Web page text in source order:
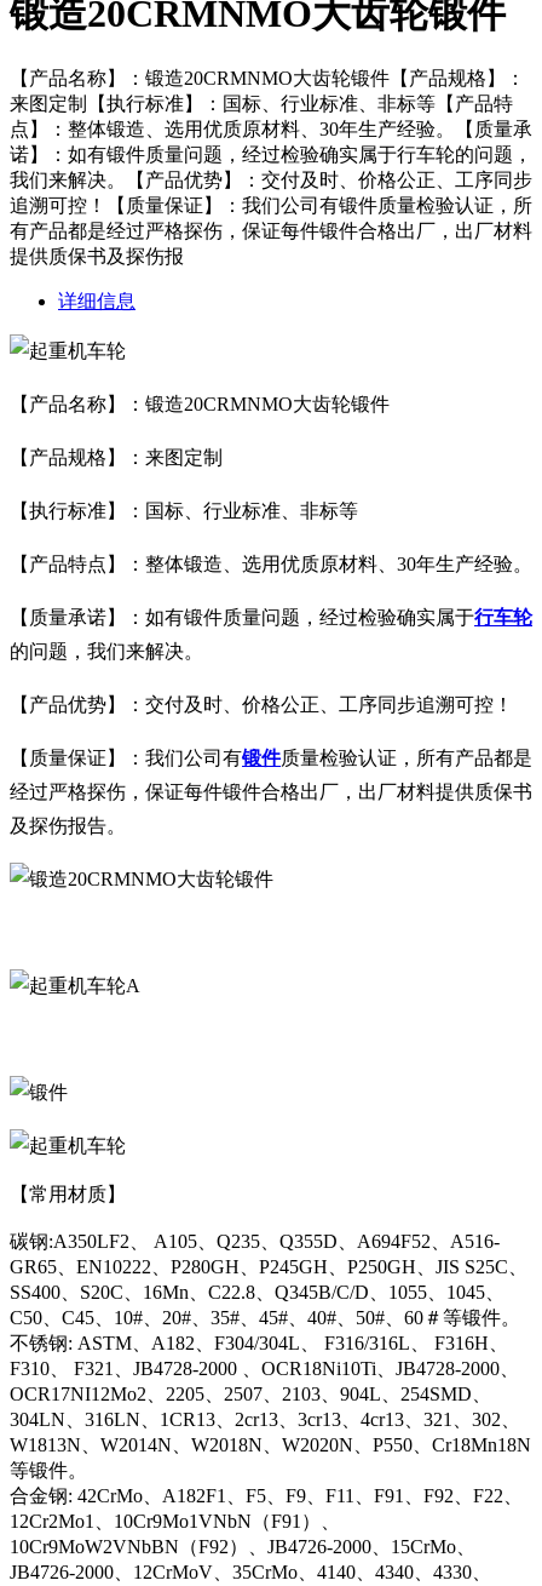
锻造20CRMNMO大齿轮锻件
【产品名称】：锻造20CRMNMO大齿轮锻件【产品规格】：
来图定制【执行标准】：国标、行业标准、非标等【产品特
点】：整体锻造、选用优质原材料、30年生产经验。【质量承
诺】：如有锻件质量问题，经过检验确实属于行车轮的问题，
我们来解决。【产品优势】：交付及时、价格公正、工序同步
追溯可控！【质量保证】：我们公司有锻件质量检验认证，所
有产品都是经过严格探伤，保证每件锻件合格出厂，出厂材料
提供质保书及探伤报
详细信息
【产品名称】：锻造20CRMNMO大齿轮锻件
【产品规格】：来图定制
【执行标准】：国标、行业标准、非标等
【产品特点】：整体锻造、选用优质原材料、30年生产经验。
【质量承诺】：如有锻件质量问题，经过检验确实属于行车轮
的问题，我们来解决。
【产品优势】：交付及时、价格公正、工序同步追溯可控！
【质量保证】：我们公司有锻件质量检验认证，所有产品都是
经过严格探伤，保证每件锻件合格出厂，出厂材料提供质保书
及探伤报告。
A
【常用材质】
碳钢:A350LF2、 A105、Q235、Q355D、A694F52、A516-
GR65、EN10222、P280GH、P245GH、P250GH、JIS S25C、
SS400、S20C、16Mn、C22.8、Q345B/C/D、1055、1045、
C50、C45、10#、20#、35#、45#、40#、50#、60＃等锻件。
不锈钢: ASTM、A182、F304/304L、 F316/316L、 F316H、
F310、 F321、JB4728-2000 、OCR18Ni10Ti、JB4728-2000、
OCR17NI12Mo2、2205、2507、2103、904L、254SMD、
304LN、316LN、1CR13、2cr13、3cr13、4cr13、321、302、
W1813N、W2014N、W2018N、W2020N、P550、Cr18Mn18N
等锻件。
合金钢: 42CrMo、A182F1、F5、F9、F11、F91、F92、F22、
12Cr2Mo1、10Cr9Mo1VNbN（F91）、
10Cr9MoW2VNbBN（F92）、JB4726-2000、15CrMo、
JB4726-2000、12CrMoV、35CrMo、4140、4340、4330、